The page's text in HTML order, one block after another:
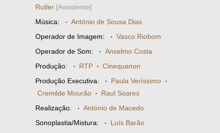
Rutler [Assistente]
Música: · António de Sousa Dias
Operador de Imagem: · Vasco Riobom
Operador de Som: · Anselmo Costa
Produção: · RTP · Cinequanon
Produção Executiva: · Paula Veríssimo ·
Cremilde Mourão · Raul Soares
Realização: · António de Macedo
Sonoplastia/Mistura: · Luís Barão